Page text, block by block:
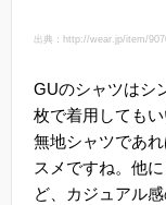
出典：http://wear.jp/item/
GUのシャツはシ
枚で着用しても
無地シャツであ
スメですね。他
ど、カジュアル